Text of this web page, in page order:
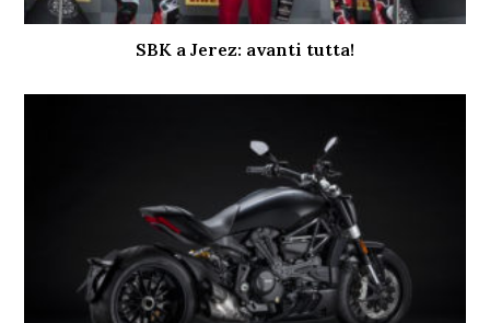
SBK a Jerez: avanti tutta!